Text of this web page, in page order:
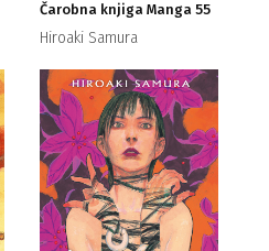
Čarobna knjiga Manga 55
Hiroaki Samura